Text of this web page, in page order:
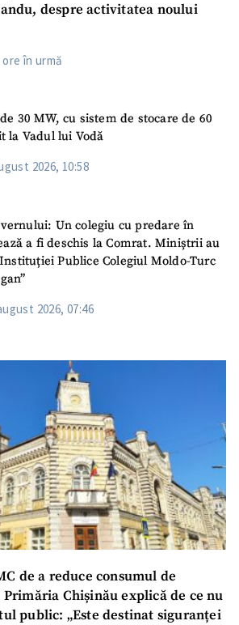
SUSȚINE
despre activitatea noului
ore în urmă
30 MW, cu sistem de stocare de 60
la Vadul lui Vodă
2026, 10:58
Un colegiu cu predare în
a fi deschis la Comrat. Miniștrii au
Publice Colegiul Moldo-Turc
2026, 07:46
de a reduce consumul de
Chișinău explică de ce nu
public: „Este destinat siguranței